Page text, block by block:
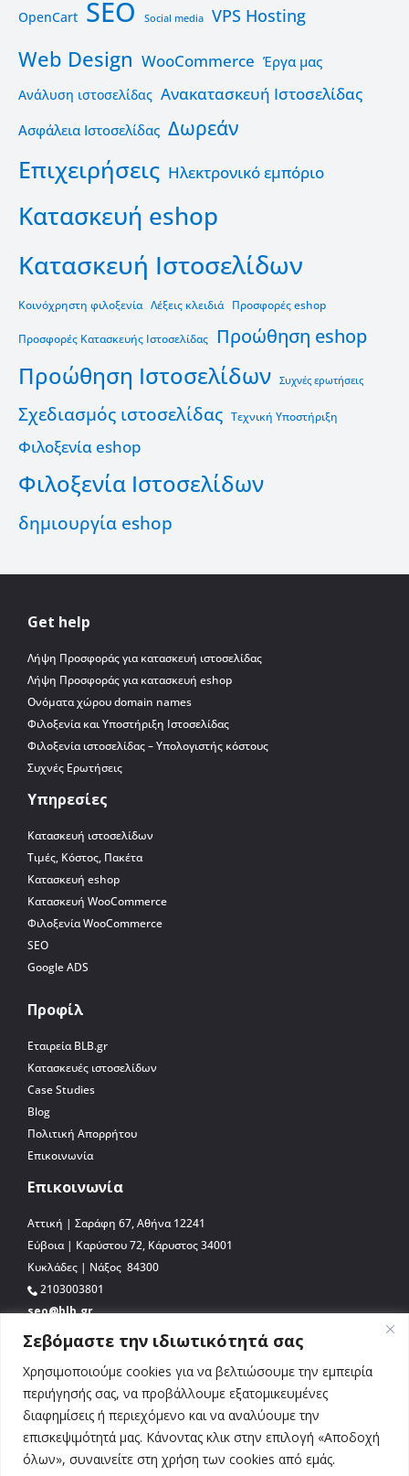
Σεβόμαστε την ιδιωτικότητά σας
Χρησιμοποιούμε cookies για να βελτιώσουμε την εμπειρία
περιήγησής σας, να προβάλλουμε εξατομικευμένες
διαφημίσεις ή περιεχόμενο και να αναλύουμε την
επισκεψιμότητά μας. Κάνοντας κλικ στην επιλογή «Αποδοχή
όλων», συναινείτε στη χρήση των cookies από εμάς.
OpenCart SEO Social media VPS Hosting
Web Design WooCommerce Έργα μας
Ανάλυση ιστοσελίδας Ανακατασκευή Ιστοσελίδας
Ασφάλεια Ιστοσελίδας Δωρεάν
Επιχειρήσεις Ηλεκτρονικό εμπόριο
Κατασκευή eshop
Κατασκευή Ιστοσελίδων
Κοινόχρηστη φιλοξενία Λέξεις κλειδιά Προσφορές eshop
Προσφορές Κατασκευής Ιστοσελίδας Προώθηση eshop
Προώθηση Ιστοσελίδων Συχνές ερωτήσεις
Σχεδιασμός ιστοσελίδας Τεχνική Υποστήριξη
Φιλοξενία eshop
Φιλοξενία Ιστοσελίδων
δημιουργία eshop
Get help
Λήψη Προσφοράς για κατασκευή ιστοσελίδας
Λήψη Προσφοράς για κατασκευή eshop
Ονόματα χώρου domain names
Φιλοξενία και Υποστήριξη Ιστοσελίδας
Φιλοξενία ιστοσελίδας – Υπολογιστής κόστους
Συχνές Ερωτήσεις
Υπηρεσίες
Κατασκευή ιστοσελίδων
Τιμές, Κόστος, Πακέτα
Κατασκευή eshop
Κατασκευή WooCommerce
Φιλοξενία WooCommerce
SEO
Google ADS
Προφίλ
Εταιρεία BLB.gr
Κατασκευές ιστοσελίδων
Case Studies
Blog
Πολιτική Απορρήτου
Επικοινωνία
Επικοινωνία
Αττική | Σαράφη 67, Αθήνα 12241
Εύβοια | Καρύστου 72, Κάρυστος 34001
Κυκλάδες | Νάξος 84300
2103003801
seo@blb.gr